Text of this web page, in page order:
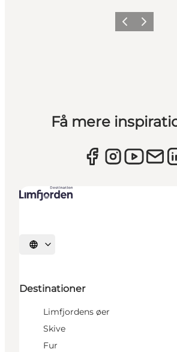
Forrige billede
Næste
Få mere
Vælg sprog
Destinationer
Limfjordens øer
Skive
Fur